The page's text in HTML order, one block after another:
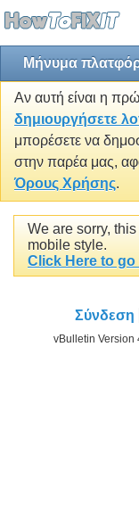
Μήνυμα
Αν αυτή είναι η
δημιουργήσετε
μπορέσετε να
στην παρέα μας,
Όρους Χρήσης.
We are sorry,
mobile style.
Click Here to
Σύνδεση
vBulletin Version